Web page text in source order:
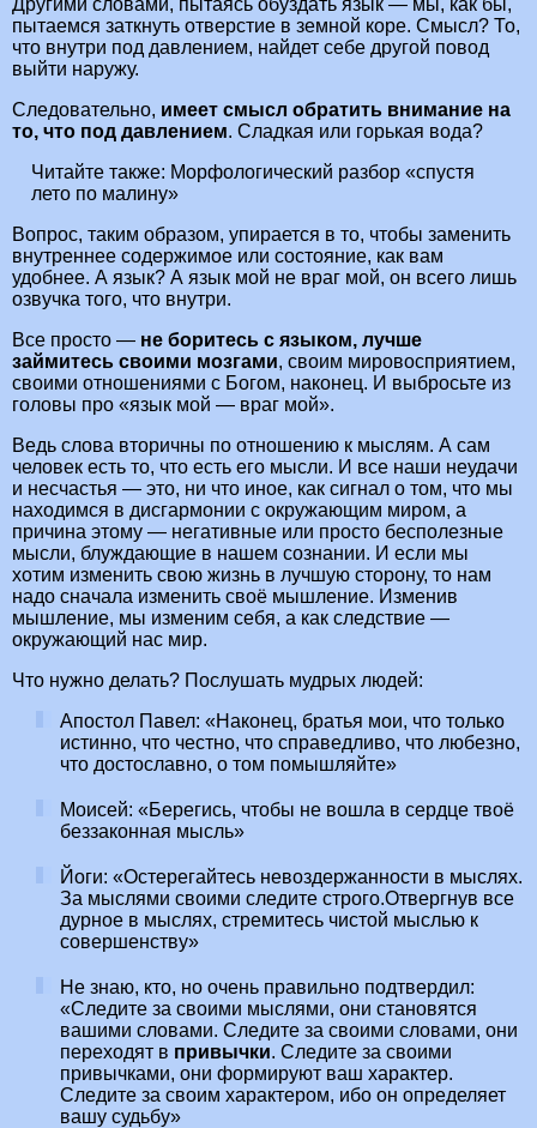
Другими словами, пытаясь обуздать язык — мы, как бы,
пытаемся заткнуть отверстие в земной коре. Смысл? То,
что внутри под давлением, найдет себе другой повод
выйти наружу.
Следовательно, имеет смысл обратить внимание на
то, что под давлением. Сладкая или горькая вода?
Читайте также: Морфологический разбор «спустя
лето по малину»
Вопрос, таким образом, упирается в то, чтобы заменить
внутреннее содержимое или состояние, как вам
удобнее. А язык? А язык мой не враг мой, он всего лишь
озвучка того, что внутри.
Все просто — не боритесь с языком, лучше
займитесь своими мозгами, своим мировосприятием,
своими отношениями с Богом, наконец. И выбросьте из
головы про «язык мой — враг мой».
Ведь слова вторичны по отношению к мыслям. А сам
человек есть то, что есть его мысли. И все наши неудачи
и несчастья — это, ни что иное, как сигнал о том, что мы
находимся в дисгармонии с окружающим миром, а
причина этому — негативные или просто бесполезные
мысли, блуждающие в нашем сознании. И если мы
хотим изменить свою жизнь в лучшую сторону, то нам
надо сначала изменить своё мышление. Изменив
мышление, мы изменим себя, а как следствие —
окружающий нас мир.
Что нужно делать? Послушать мудрых людей:
Апостол Павел: «Наконец, братья мои, что только
истинно, что честно, что справедливо, что любезно,
что достославно, о том помышляйте»
Моисей: «Берегись, чтобы не вошла в сердце твоё
беззаконная мысль»
Йоги: «Остерегайтесь невоздержанности в мыслях.
За мыслями своими следите строго.Отвергнув все
дурное в мыслях, стремитесь чистой мыслью к
совершенству»
Не знаю, кто, но очень правильно подтвердил:
«Следите за своими мыслями, они становятся
вашими словами. Следите за своими словами, они
переходят в привычки. Следите за своими
привычками, они формируют ваш характер.
Следите за своим характером, ибо он определяет
вашу судьбу»